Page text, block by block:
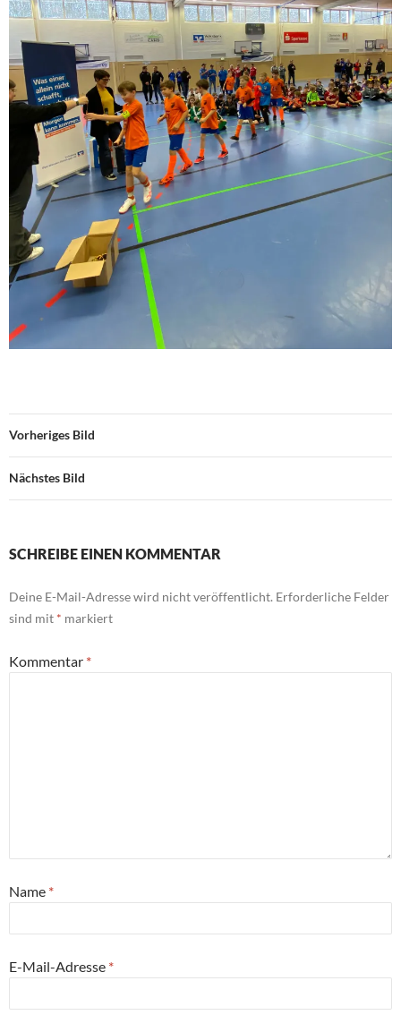
Vorheriges Bild
Nächstes Bild
SCHREIBE EINEN KOMMENTAR
Deine E-Mail-Adresse wird nicht veröffentlicht. Erforderliche Felder
sind mit * markiert
Kommentar *
Name *
E-Mail-Adresse *